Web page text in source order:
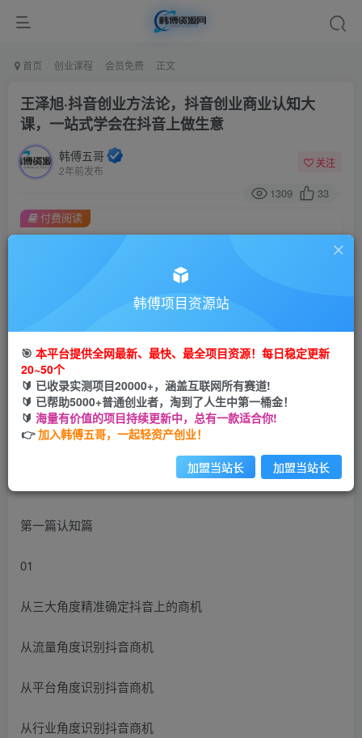
首页 创业课程 会员免费 正文
王泽旭·抖音创业方法论，​抖音创业商业认知大
课，一站式学会在抖音上做生意
韩傅五哥
2年前发布
关注
1309 33
金币9.9金币99
立即购买
您当前未登录！建议登陆后购买，可保存购买订单
付费阅读
第一篇认知篇
01
从三大角度精准确定抖音上的商机
从流量角度识别抖音商机
从平台角度识别抖音商机
从行业角度识别抖音商机
韩傅项目资源站
🎯 本平台提供全网最新、最快、最全项目资源！每日稳定更新
20~50个
🔰 已收录实测项目20000+，涵盖互联网所有赛道!
🔰 已帮助5000+普通创业者，淘到了人生中第一桶金！
🔰 海量有价值的项目持续更新中，总有一款适合你!
👉加入韩傅五哥，一起轻资产创业！
加盟当站长 加盟当站长